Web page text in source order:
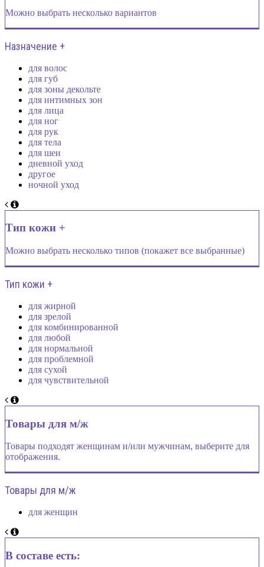
Можно выбрать несколько вариантов
Назначение +
для волос
для губ
для зоны декольте
для интимных зон
для лица
для ног
для рук
для тела
для шеи
дневной уход
другое
ночной уход
Тип кожи +
Можно выбрать несколько типов (покажет все выбранные)
Тип кожи +
для жирной
для зрелой
для комбинированной
для любой
для нормальной
для проблемной
для сухой
для чувствительной
Товары для м/ж
Товары подходят женщинам и/или мужчинам, выберите для
отображения.
Товары для м/ж
для женщин
В составе есть: